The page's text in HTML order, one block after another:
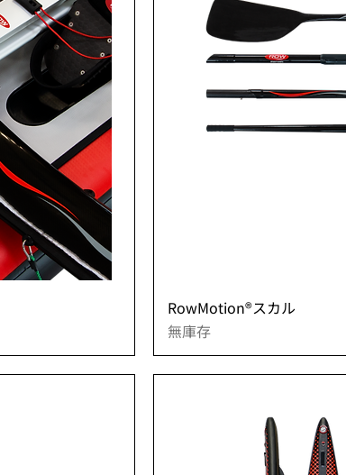
RowMotion®スカル
無庫存